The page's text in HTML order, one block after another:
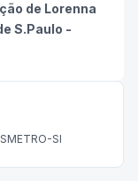
de Lorenna
S.Paulo -
SI